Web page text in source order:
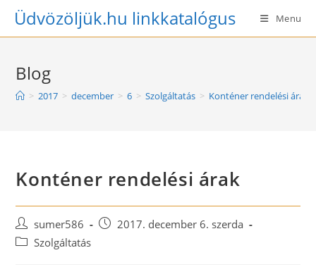
SkipÜdvözöljük.hu linkkatalógus Menu
Blog
> 2017 > december > 6 > Szolgáltatás > Konténer rendelési árak
Konténer rendelési árak
Post
author:
sumer586
Post2017. december 6. szerda
PostSzolgáltatás